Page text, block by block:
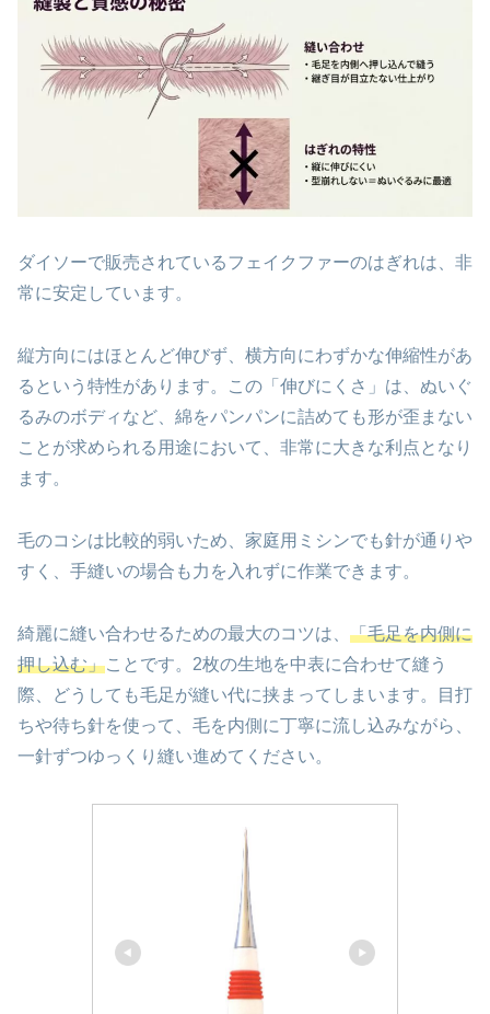
ダイソーで販売されているフェイクファーのはぎれは、非
常に安定しています。
縦方向にはほとんど伸びず、横方向にわずかな伸縮性があ
るという特性があります。この「伸びにくさ」は、ぬいぐ
るみのボディなど、綿をパンパンに詰めても形が歪まない
ことが求められる用途において、非常に大きな利点となり
ます。
毛のコシは比較的弱いため、家庭用ミシンでも針が通りや
すく、手縫いの場合も力を入れずに作業できます。
綺麗に縫い合わせるための最大のコツは、 「毛足を内側に
押し込む」ことです。2枚の生地を中表に合わせて縫う
際、どうしても毛足が縫い代に挟まってしまいます。目打
ちや待ち針を使って、毛を内側に丁寧に流し込みながら、
一針ずつゆっくり縫い進めてください。